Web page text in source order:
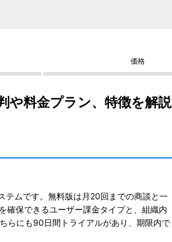
価格
や料金プラン、特徴を解説
テムです。無料版は月20回までの商談と一
確保できるユーザー課金タイプと、組織内
らにも90日間トライアルがあり、期限内で